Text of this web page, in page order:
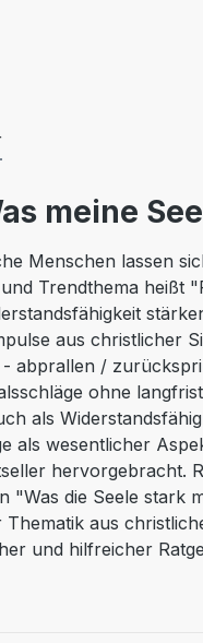
meine
Menschen lassen
Trendthema
aus christlicher
abprallen /
ohne
als
als wesentlicher
"Was die Seele
aus
und hilfreicher